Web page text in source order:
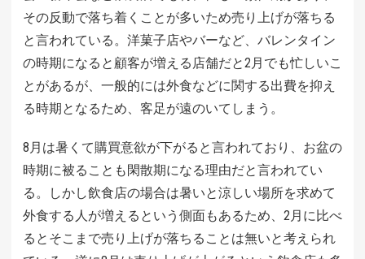
その反動で落ち着くことが多いため売り上げが落ちる
と言われている。洋菓子店やバーなど、バレンタイン
の時期になると顧客が増える店舗だと2月でも忙しいこ
とがあるが、一般的には外食などに関する出費を抑え
る時期となるため、客足が遠のいてしまう。
8月は暑くて購買意欲が下がると言われており、お盆の
時期に被ることも閑散期になる理由だと言われてい
る。しかし飲食店の場合は暑いと涼しい場所を求めて
外食する人が増えるという側面もあるため、2月に比べ
るとそこまで売り上げが落ちることは無いと考えられ